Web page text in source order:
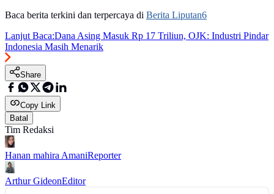
Baca berita terkini dan terpercaya di Berita Liputan6
Lanjut Baca:Dana Asing Masuk Rp 17 Triliun, OJK: Industri Pindar
Indonesia Masih Menarik
Share
Copy Link
Batal
Tim Redaksi
Hanan mahira AmaniReporter
Arthur GideonEditor